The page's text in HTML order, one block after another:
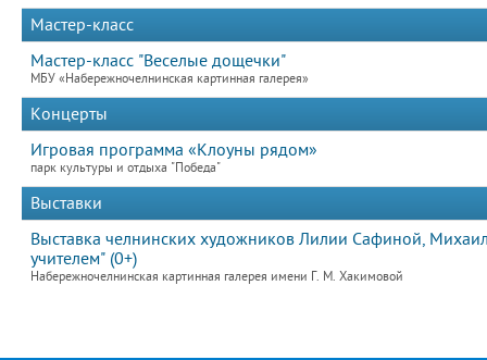
Мастер-класс
Мастер-класс "Веселые дощечки"
МБУ «Набережночелнинская картинная галерея»
Концерты
Игровая программа «Клоуны рядом»
парк культуры и отдыха "Победа"
Выставки
Выставка челнинских художников Лилии Сафиной,
учителем" (0+)
Набережночелнинская картинная галерея имени Г. М. Хакимовой